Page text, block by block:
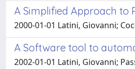
A Simplified Approach to
2000-01-01 Latini, Giovanni;
A Software tool to
2002-01-01 Latini, Giovanni;